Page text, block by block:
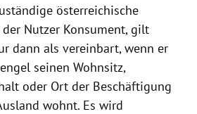
österreichische
Nutzer Konsument, gilt
dann als vereinbart, wenn er
seinen Wohnsitz,
oder Ort der Beschäftigung
wohnt. Es wird